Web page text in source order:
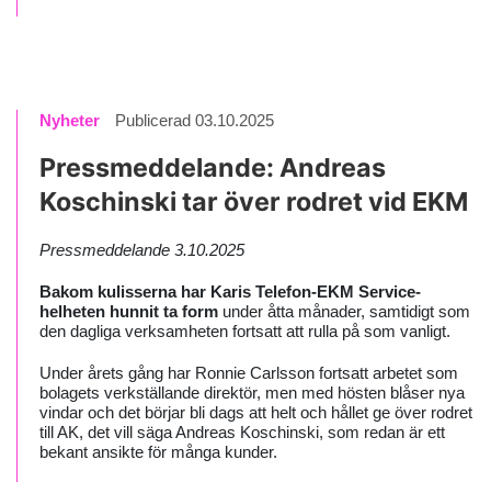
Nyheter Publicerad 03.10.2025
Pressmeddelande: Andreas
Koschinski tar över rodret vid EKM
Pressmeddelande 3.10.2025
Bakom kulisserna har Karis Telefon-EKM Service-
helheten hunnit ta form under åtta månader, samtidigt som
den dagliga verksamheten fortsatt att rulla på som vanligt.
Under årets gång har Ronnie Carlsson fortsatt arbetet som
bolagets verkställande direktör, men med hösten blåser nya
vindar och det börjar bli dags att helt och hållet ge över rodret
till AK, det vill säga Andreas Koschinski, som redan är ett
bekant ansikte för många kunder.